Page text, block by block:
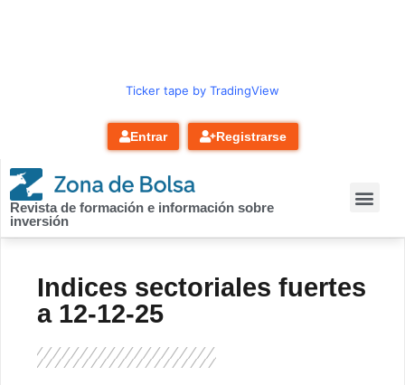
Ticker tape by TradingView
Entrar Registrarse
Revista de formación e información sobre
inversión
Indices sectoriales fuertes
a 12-12-25